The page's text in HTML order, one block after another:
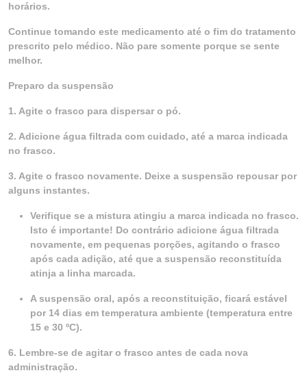
horários.
Continue tomando este medicamento até o fim do tratamento
prescrito pelo médico. Não pare somente porque se sente
melhor.
Preparo da suspensão
1. Agite o frasco para dispersar o pó.
2. Adicione água filtrada com cuidado, até a marca indicada
no frasco.
3. Agite o frasco novamente. Deixe a suspensão repousar por
alguns instantes.
Verifique se a mistura atingiu a marca indicada no frasco.
Isto é importante! Do contrário adicione água filtrada
novamente, em pequenas porções, agitando o frasco
após cada adição, até que a suspensão reconstituída
atinja a linha marcada.
A suspensão oral, após a reconstituição, ficará estável
por 14 dias em temperatura ambiente (temperatura entre
15 e 30 ºC).
6. Lembre-se de agitar o frasco antes de cada nova
administração.